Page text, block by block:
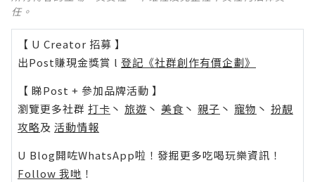
任。
【 U Creator 招募 】
出Post賺現金獎賞 l 登記《社群創作有價企劃》
【 睇Post + 參加品牌活動 】
瀏覽更多社群 打卡 丶 旅遊 丶 美食 丶 親子 丶 寵物 丶 扮靚
攻略及 活動情報
U Blog開咗WhatsApp啦！發掘更多吃喝玩樂資訊！
Follow 我哋 ！